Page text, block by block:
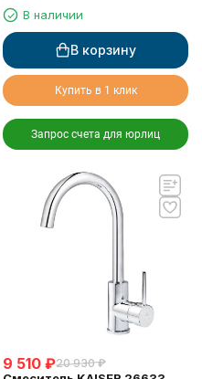
для питьевой воды, черный
матовый
В наличии
В корзину
Купить в 1 клик
Запрос счета для юрлиц
9 510 ₽20 930 ₽